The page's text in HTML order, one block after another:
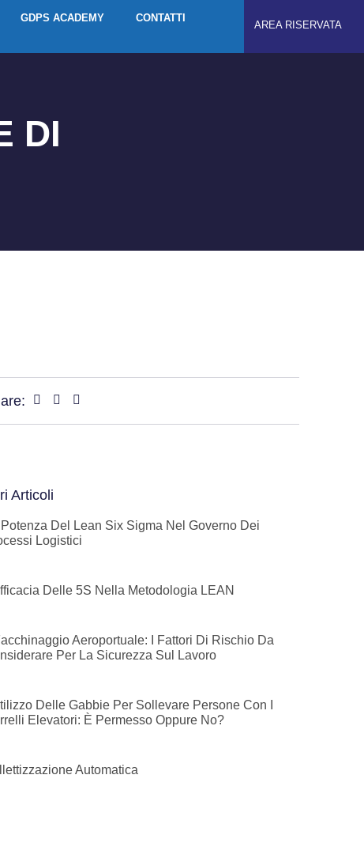
GDPS ACADEMY CONTATTI
AREA RISERVATA
DI
Articoli
Potenza Del Lean Six Sigma Nel Governo Dei
Logistici
Delle 5S Nella Metodologia LEAN
Aeroportuale: I Fattori Di Rischio Da
Per La Sicurezza Sul Lavoro
Delle Gabbie Per Sollevare Persone Con I
Elevatori: È Permesso Oppure No?
Automatica